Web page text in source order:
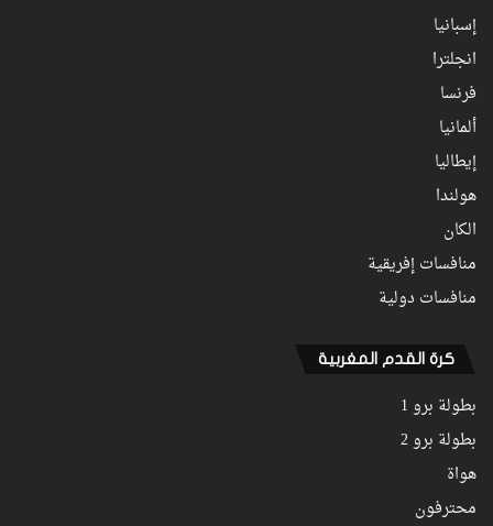
إسبانيا
انجلترا
فرنسا
ألمانيا
إيطاليا
هولندا
الكان
منافسات إفريقية
منافسات دولية
كرة القدم المغربية
بطولة برو 1
بطولة برو 2
هواة
محترفون